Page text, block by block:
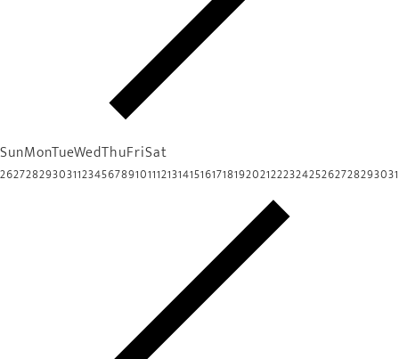
SunMonTueWedThuFriSat
26272829303112345678910111213141516171819202122232425262728293031